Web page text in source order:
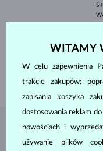
DŁUGOŚĆ
WAGA
WITAMY
W celu zapewnienia
trakcie zakupów:
zapisania koszyka
dostosowania reklam
nowościach i
używanie plików